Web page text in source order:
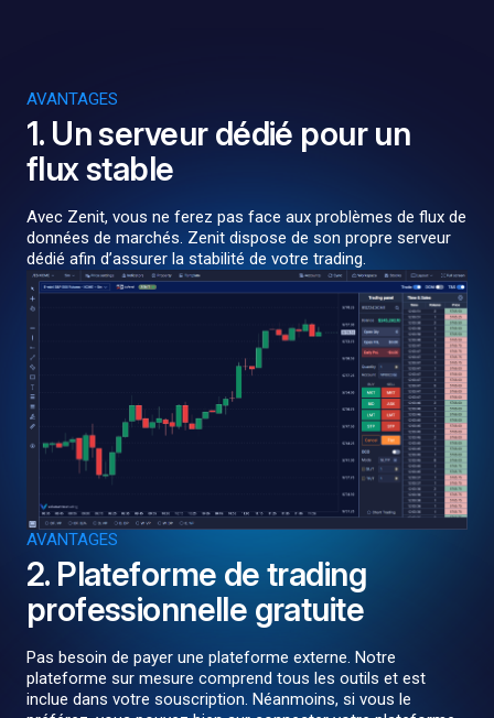
AVANTAGES
1. Un serveur dédié pour un
flux stable
Avec Zenit, vous ne ferez pas face aux problèmes de flux de
données de marchés. Zenit dispose de son propre serveur
dédié afin d’assurer la stabilité de votre trading.
AVANTAGES
2. Plateforme de trading
professionnelle gratuite
Pas besoin de payer une plateforme externe. Notre
plateforme sur mesure comprend tous les outils et est
inclue dans votre souscription. Néanmoins, si vous le